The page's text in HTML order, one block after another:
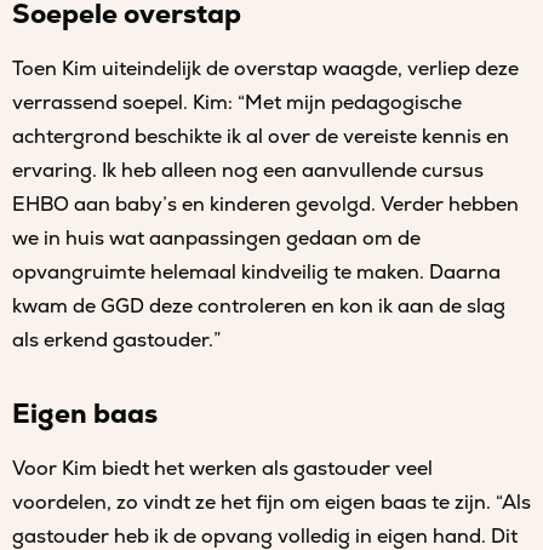
Soepele overstap
Toen Kim uiteindelijk de overstap waagde, verliep deze
verrassend soepel. Kim: “Met mijn pedagogische
achtergrond beschikte ik al over de vereiste kennis en
ervaring. Ik heb alleen nog een aanvullende cursus
EHBO aan baby’s en kinderen gevolgd. Verder hebben
we in huis wat aanpassingen gedaan om de
opvangruimte helemaal kindveilig te maken. Daarna
kwam de GGD deze controleren en kon ik aan de slag
als erkend gastouder.”
Eigen baas
Voor Kim biedt het werken als gastouder veel
voordelen, zo vindt ze het fijn om eigen baas te zijn. “Als
gastouder heb ik de opvang volledig in eigen hand. Dit